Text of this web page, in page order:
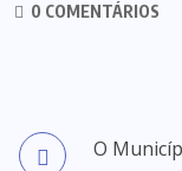
0 COMENTÁRIOS
O